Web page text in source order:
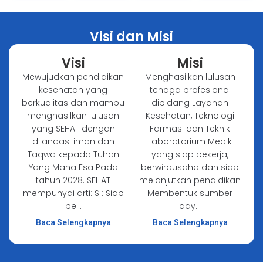
Visi dan Misi
Visi
Mewujudkan pendidikan
kesehatan yang
berkualitas dan mampu
menghasilkan lulusan
yang SEHAT dengan
dilandasi iman dan
Taqwa kepada Tuhan
Yang Maha Esa Pada
tahun 2028. SEHAT
mempunyai arti: S : Siap
be...
Baca Selengkapnya
Misi
Menghasilkan lulusan
tenaga profesional
dibidang Layanan
Kesehatan, Teknologi
Farmasi dan Teknik
Laboratorium Medik
yang siap bekerja,
berwirausaha dan siap
melanjutkan pendidikan
Membentuk sumber
day...
Baca Selengkapnya